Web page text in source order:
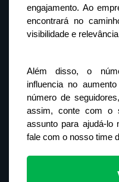
engajamento. Ao
encontrará no
visibilidade e
Além disso, o
influencia no
número de
assim, conte com o
assunto para ajudá-
fale com o nosso time